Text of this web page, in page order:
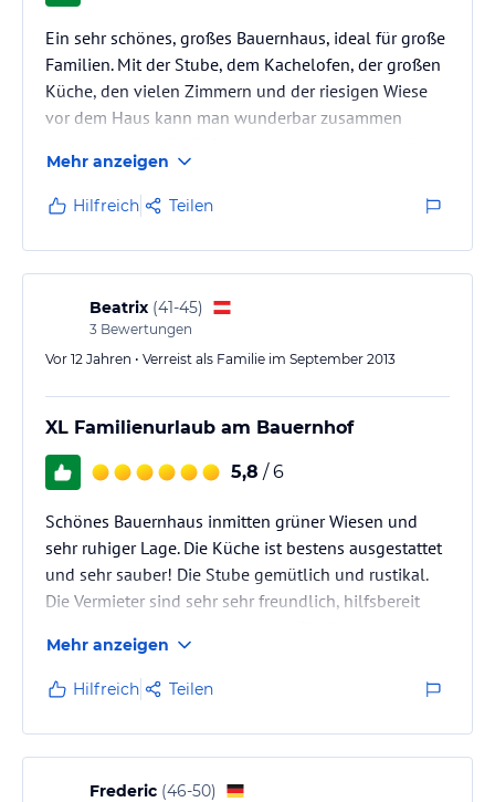
Ein sehr schönes, großes Bauernhaus, ideal für große
Familien. Mit der Stube, dem Kachelofen, der großen
Küche, den vielen Zimmern und der riesigen Wiese
vor dem Haus kann man wunderbar zusammen
Wanderung zum Salvenaland und auch alle anderen
Ziele um die Hohe Salve sind schnell erreicht. Die
Umgebung auf dem sonnigen Hochplateau ist
wunderbar und Familie M. kümmert sich vorbildlich
um ihre Gäste.
Mehr anzeigen
Hilfreich Teilen
Beatrix (41-45)
3 Bewertungen
Vor 12 Jahren • Verreist als Familie im September 2013
XL Familienurlaub am Bauernhof
5,8 / 6
Schönes Bauernhaus inmitten grüner Wiesen und
sehr ruhiger Lage. Die Küche ist bestens ausgestattet
und sehr sauber! Die Stube gemütlich und rustikal.
Die Vermieter sind sehr sehr freundlich, hilfsbereit
hier wie im Paradies: Vor dem Haus eine große Wiese
zum Herumtoben und Fußballspielen - von
Fußballtoren über Trampolin und Schaukeln ist alles
da. Sogar einen eigenen Raum mit
Tischtennistischen, einem Tischfußball und versch.
Fahrzeugen gibt es. Kindern wird hier…
Mehr anzeigen
Hilfreich Teilen
Frederic (46-50)